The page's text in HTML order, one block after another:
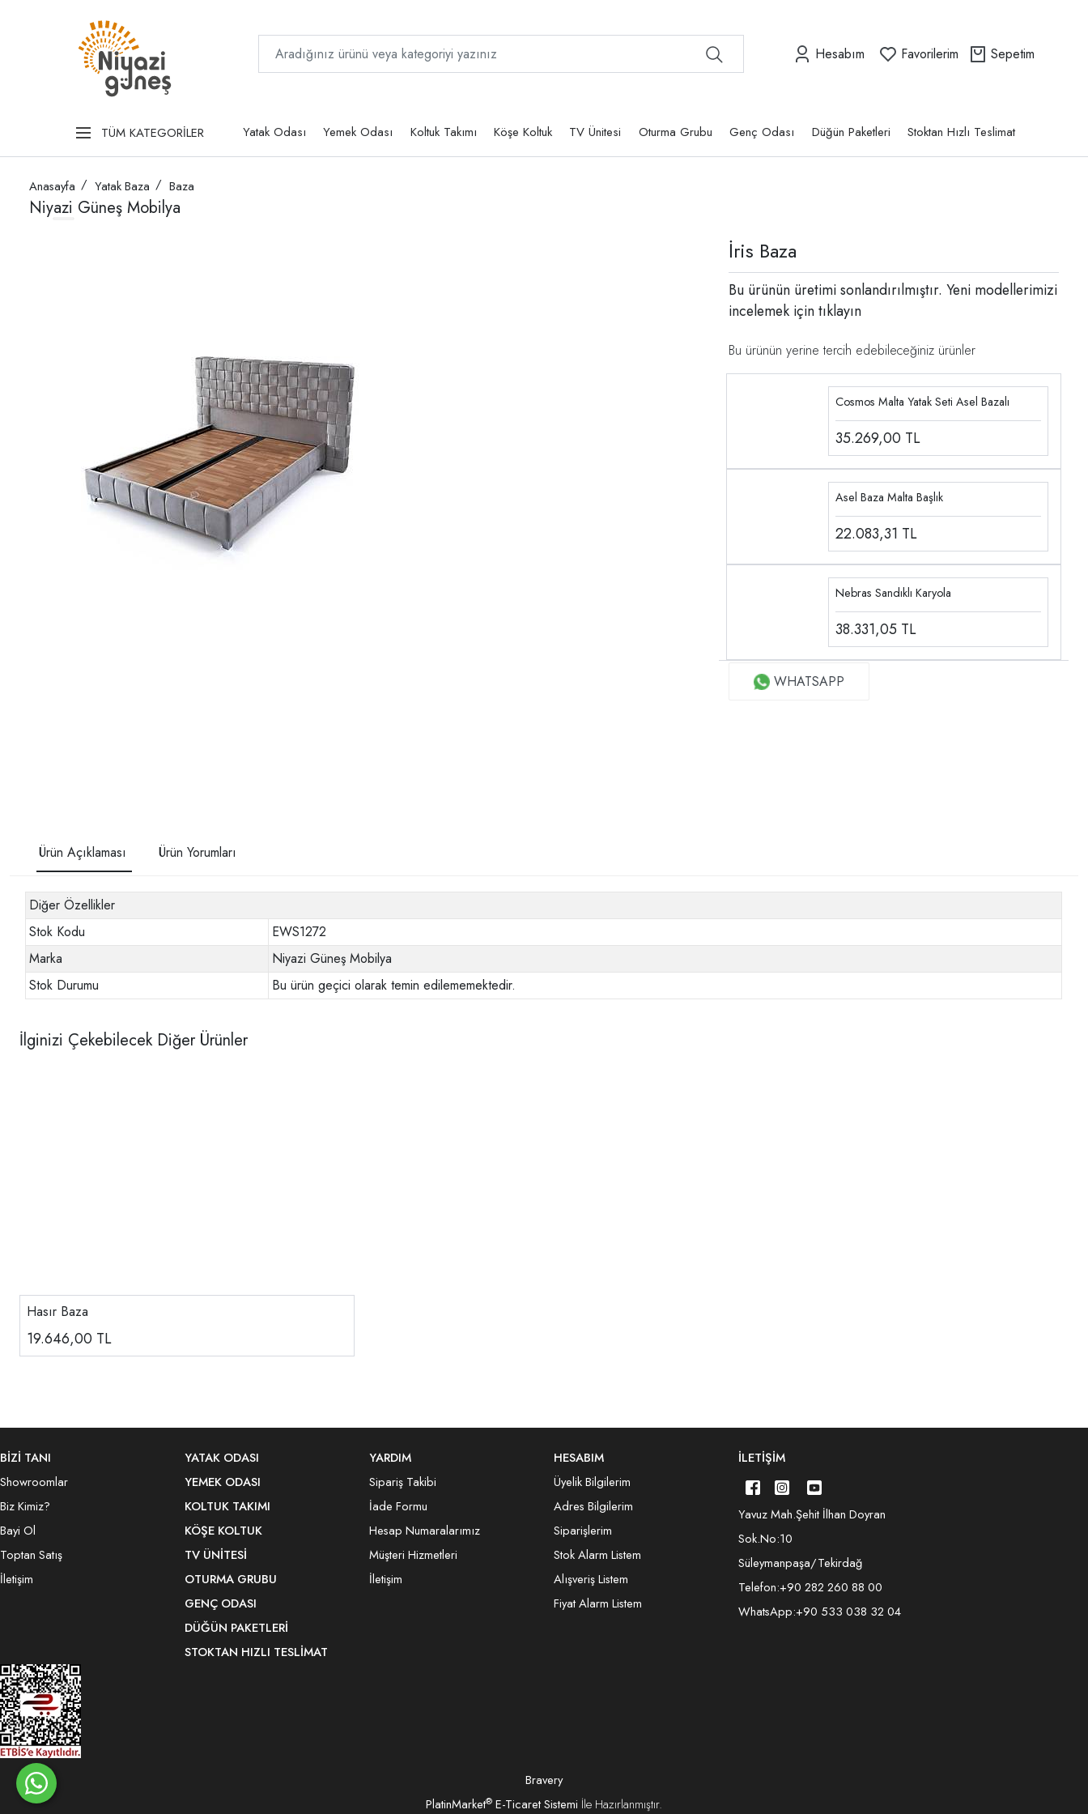
Hesabım Favorilerim Sepetim
TÜM KATEGORİLER Yatak Odası Yemek Odası Koltuk Takımı Köşe Koltuk TV Ünitesi Oturma Grubu Genç Odası Düğün Paketleri Stoktan Hızlı Teslimat
Anasayfa Yatak Baza Baza
Niyazi Güneş Mobilya
İris Baza
Bu ürünün üretimi sonlandırılmıştır. Yeni modellerimizi
incelemek içintıklayın
Bu ürünün yerine tercih edebileceğiniz ürünler
Cosmos Malta Yatak Seti Asel Bazalı
35.269,00 TL
Asel Baza Malta Başlık
22.083,31 TL
Nebras Sandıklı Karyola
38.331,05 TL
WHATSAPP
Ürün Açıklaması Ürün Yorumları
Diğer Özellikler
Stok Kodu
EWS1272
Marka
Niyazi Güneş Mobilya
Stok Durumu
Bu ürün geçici olarak temin edilememektedir.
İlginizi Çekebilecek Diğer Ürünler
Hasır Baza
19.646,00 TL
BİZİ TANI
Showroomlar
Biz Kimiz?
Bayi Ol
Toptan Satış
İletişim
YATAK ODASI
YEMEK ODASI
KOLTUK TAKIMI
KÖŞE KOLTUK
TV ÜNITESI
OTURMA GRUBU
GENÇ ODASI
DÜĞÜN PAKETLERI
STOKTAN HIZLI TESLIMAT
YARDIM
Sipariş Takibi
İade Formu
Hesap Numaralarımız
Müşteri Hizmetleri
İletişim
HESABIM
Üyelik Bilgilerim
Adres Bilgilerim
Siparişlerim
Stok Alarm Listem
Alışveriş Listem
Fiyat Alarm Listem
İLETIŞIM
Yavuz Mah.Şehit İlhan Doyran
Sok.No:10
Süleymanpaşa/Tekirdağ
Telefon:+90 282 260 88 00
WhatsApp:+90 533 038 32 04
Bravery
PlatinMarket® E-Ticaret Sistemi İle Hazırlanmıştır.